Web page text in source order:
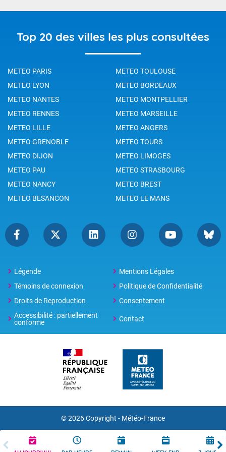
Top 20 des villes les plus consultées
METEO PARIS
METEO TOULOUSE
METEO LYON
METEO BORDEAUX
METEO NANTES
METEO MONTPELLIER
METEO RENNES
METEO MARSEILLE
METEO LILLE
METEO ANGERS
METEO GRENOBLE
METEO TOURS
METEO DIJON
METEO LIMOGES
METEO PAU
METEO STRASBOURG
METEO NANCY
METEO BREST
METEO BESANCON
METEO LE MANS
Légende
Mentions Légales
Témoins de connexion
Politique de Confidentialité
Droits de Reproduction
Consentement
Accessibilité : partiellement
conforme
Contact
© 2026 Copyright - Météo-France